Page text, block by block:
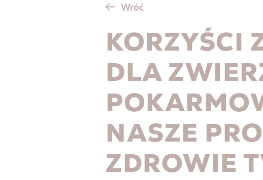
Wróć
KORZYŚCI
DLA
NASZE
ZDROWIE